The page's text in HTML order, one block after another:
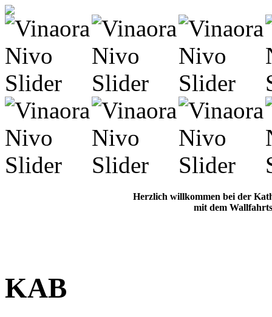
Herzlich willkommen bei der
mit dem
KAB